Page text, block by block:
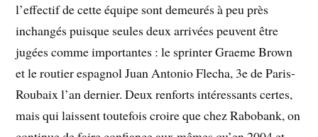
l’effectif de cette équipe sont demeurés à peu près
inchangés puisque seules deux arrivées peuvent être
jugées comme importantes : le sprinter Graeme Brown
et le routier espagnol Juan Antonio Flecha, 3e de Paris-
Roubaix l’an dernier. Deux renforts intéressants certes,
mais qui laissent toutefois croire que chez Rabobank, on